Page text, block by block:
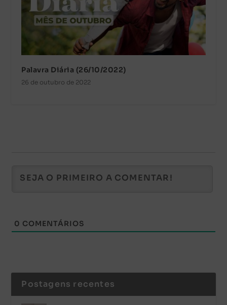
Palavra Diária (26/10/2022)
26 de outubro de 2022
0 COMENTÁRIOS
Postagens recentes